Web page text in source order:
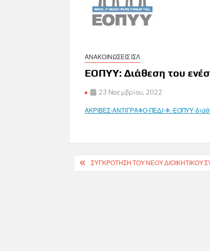
ΑΝΑΚΟΙΝΩΣΕΙΣ ΙΣΛ
ΕΟΠΥΥ: Διάθεση του
23 Νοεμβρίου, 2022
ΑΚΡΙΒΕΣ-ΑΝΤΙΓΡΑΦΟ-ΠΕΔΙ-Φ.-ΕΟΠΥΥ-
Πλοήγηση
ΣΥΓΚΡΌΤΗΣΗ ΤΟΥ ΝΈΟΥ ΔΙΟΙΚΗΤΙΚΟΎ